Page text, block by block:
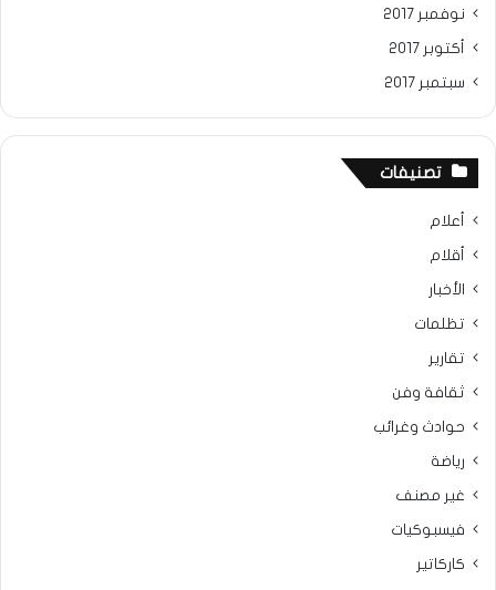
نوفمبر 2017
أكتوبر 2017
سبتمبر 2017
تصنيفات
أعلام
أقلام
الأخبار
تظلمات
تقارير
ثقافة وفن
حوادث وغرائب
رياضة
غير مصنف
فيسبوكيات
كاركاتير